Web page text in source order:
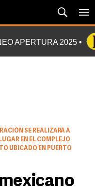
APERTURA 2025
SE REALIZARÁ A
EN EL COMPLEJO
UBICADO EN PUERTO